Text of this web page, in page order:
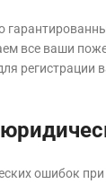
все ваши
регистрации
ошибок при